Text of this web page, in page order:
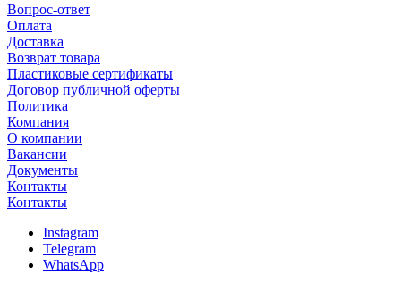
Вопрос-ответ
Оплата
Доставка
Возврат товара
Пластиковые сертификаты
Договор публичной оферты
Политика
Компания
О компании
Вакансии
Документы
Контакты
Контакты
Instagram
Telegram
WhatsApp